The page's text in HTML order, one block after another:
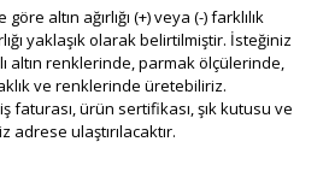
altın ağırlığı (+) veya (-) farklılık
yaklaşık olarak belirtilmiştir. İsteğiniz
altın renklerinde, parmak ölçülerinde,
ve renklerinde üretebiliriz.
faturası, ürün sertifikası, şık kutusu ve
adrese ulaştırılacaktır.